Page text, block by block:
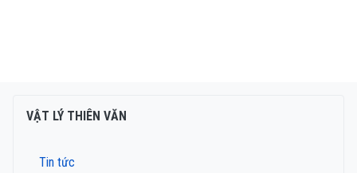
VẬT LÝ THIÊN VĂN
Tin tức